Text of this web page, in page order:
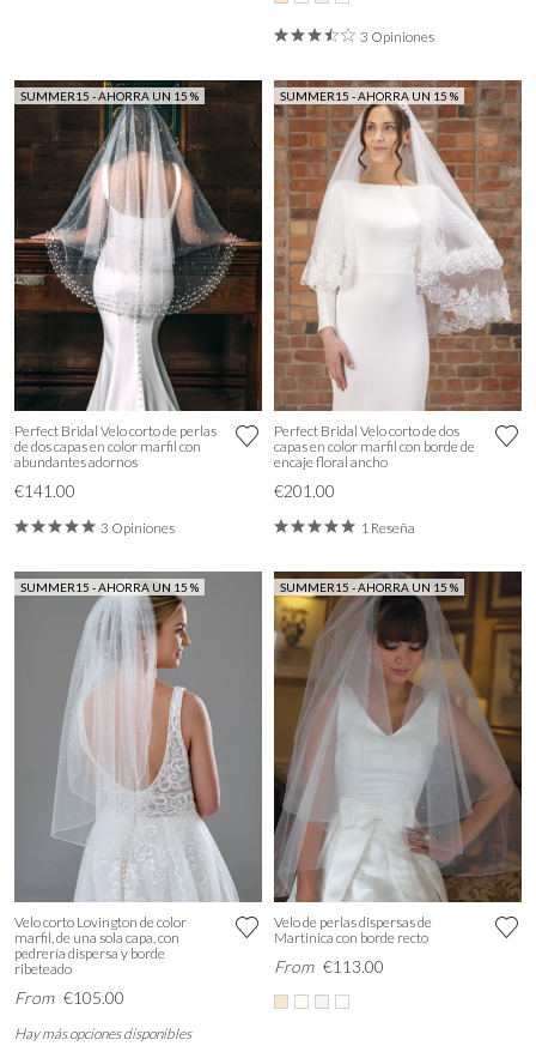
3 Opiniones
SUMMER15 - AHORRA UN 15 %
Perfect Bridal Velo corto de perlas
de dos capas en color marfil con
abundantes adornos
€141.00
3 Opiniones
SUMMER15 - AHORRA UN 15 %
Perfect Bridal Velo corto de dos
capas en color marfil con borde de
encaje floral ancho
€201.00
1 Reseña
SUMMER15 - AHORRA UN 15 %
Velo corto Lovington de color
marfil, de una sola capa, con
pedrería dispersa y borde
ribeteado
From €105.00
Hay más opciones disponibles
SUMMER15 - AHORRA UN 15 %
Velo de perlas dispersas de
Martinica con borde recto
From €113.00